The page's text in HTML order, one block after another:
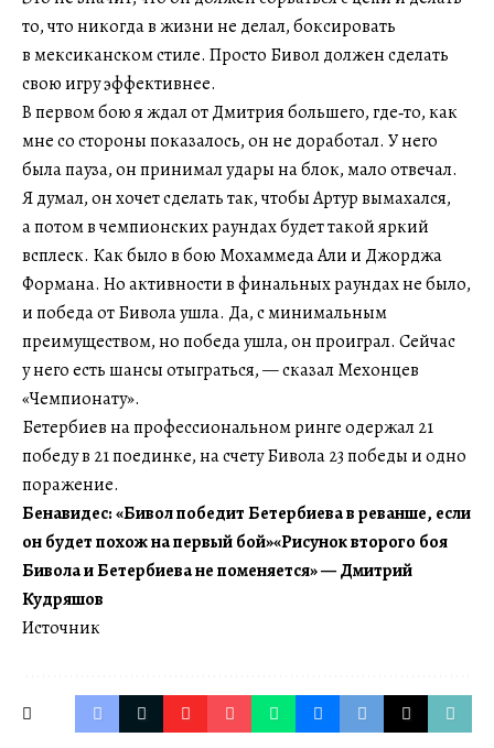
то, что никогда в жизни не делал, боксировать
в мексиканском стиле. Просто Бивол должен сделать
свою игру эффективнее.
В первом бою я ждал от Дмитрия большего, где‑то, как
мне со стороны показалось, он не доработал. У него
была пауза, он принимал удары на блок, мало отвечал.
Я думал, он хочет сделать так, чтобы Артур вымахался,
а потом в чемпионских раундах будет такой яркий
всплеск. Как было в бою Мохаммеда Али и Джорджа
Формана. Но активности в финальных раундах не было,
и победа от Бивола ушла. Да, с минимальным
преимуществом, но победа ушла, он проиграл. Сейчас
у него есть шансы отыграться, — сказал Мехонцев
«Чемпионату».
Бетербиев на профессиональном ринге одержал 21
победу в 21 поединке, на счету Бивола 23 победы и одно
поражение.
Бенавидес: «Бивол победит Бетербиева в реванше, если
он будет похож на первый бой»«Рисунок второго боя
Бивола и Бетербиева не поменяется» — Дмитрий
Кудряшов
Источник